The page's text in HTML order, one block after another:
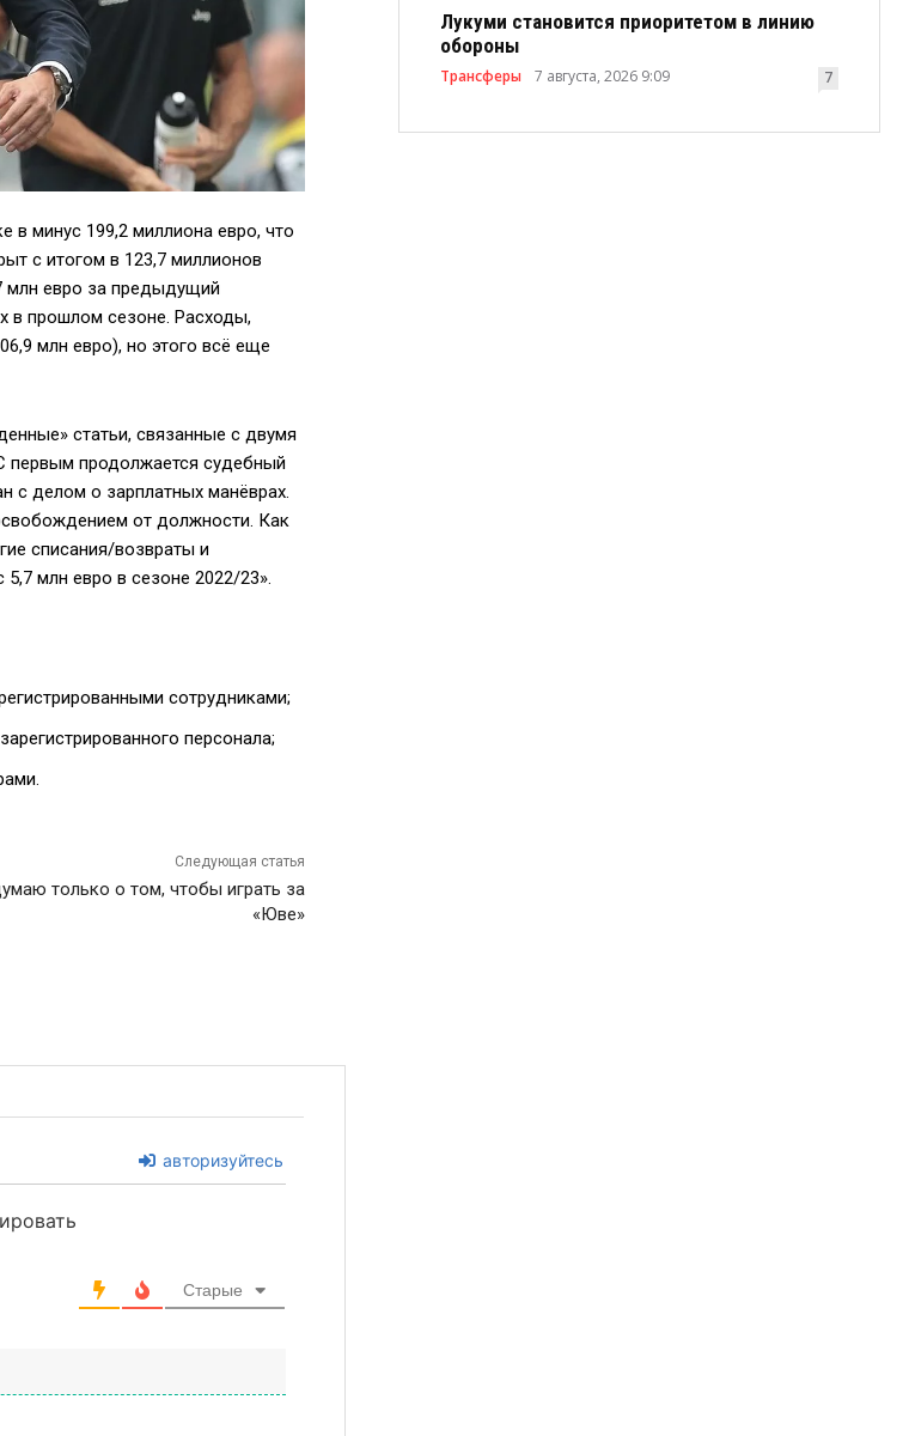
в минус 199,2 миллиона евро, что
с итогом в 123,7 миллионов
млн евро за предыдущий
в прошлом сезоне. Расходы,
млн евро), но этого всё еще
статьи, связанные с двумя
первым продолжается судебный
с делом о зарплатных манёврах.
от должности. Как
списания/возвраты и
млн евро в сезоне 2022/23».
сотрудниками;
персонала;
Следующая статья
только о том, чтобы играть за
«Юве»
авторизуйтесь
Старые
Лукуми становится приоритетом в линию
обороны
Трансферы 7 августа, 2026 9:09 7